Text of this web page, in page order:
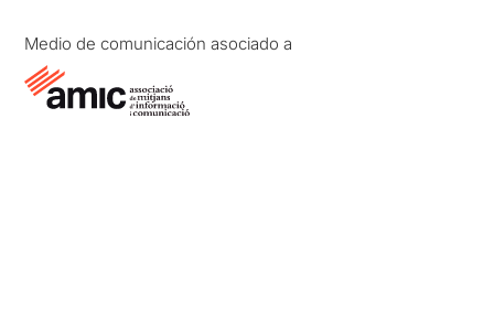
Medio de comunicación asociado a